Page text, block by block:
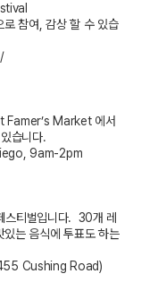
로 참여, 감상 할 수 있습
Famer’s Market 에서
습니다.
9am-2pm
스티벌입니다. 30개 레
있는 음식에 투표도 하는
Cushing Road)